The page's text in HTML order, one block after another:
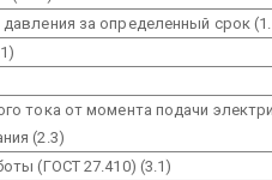
за определенный срок
тока от момента подачи
(2.3)
(ГОСТ 27.410) (3.1)